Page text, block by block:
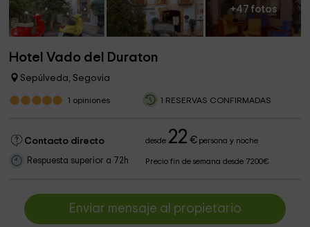
+47 fotos
Hotel Vado del Duraton
Sepúlveda, Segovia
1 opiniones 1 RESERVAS CONFIRMADAS
Contacto directo desde 22 €persona y noche
Respuesta superior a 72h Precio fin de semana desde 7200€
Enviar mensaje al propietario